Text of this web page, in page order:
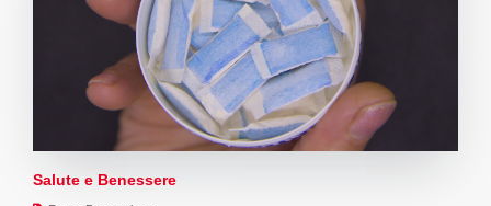
Salute e Benessere